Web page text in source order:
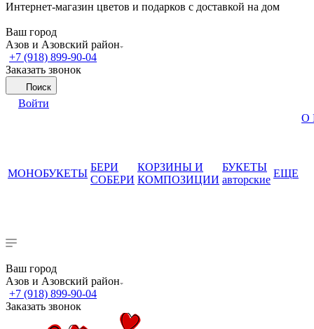
Интернет-магазин цветов и подарков с доставкой на дом
Ваш город
Азов и Азовский район
+7 (918) 899-90-04
Заказать звонок
Поиск
Войти
МОНОБУКЕТЫ
БЕРИ
СОБЕРИ
КОРЗИНЫ И
КОМПОЗИЦИИ
БУКЕТЫ
авторские
ЕЩЕ
О
Ваш город
Азов и Азовский район
+7 (918) 899-90-04
Заказать звонок